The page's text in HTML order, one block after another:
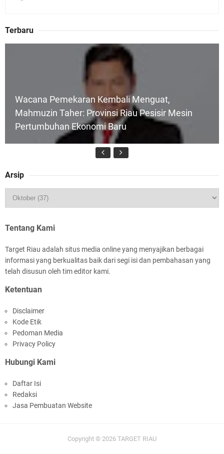
Terbaru
Wacana Pemekaran Kembali Menguat,
Mahmuzin Taher: Provinsi Riau Pesisir Mesin
Pertumbuhan Ekonomi Baru
HUT IBI Ke-75, Bupati Asmar: Bidan Garda
2045
Meranti Ditepungtawari, Sinergi Adat hingga
Green Policing Menguat
Bupati Asmar Sambut Lawatan Adat Melaka,
Arsip
Tentang Kami
Target Riau adalah situs media online yang menyajikan berbagai
informasi yang berkualitas baik dari segi isi dan pembahasan yang
telah disusun oleh tim editor kami.
Ketentuan
Disclaimer
Kode Etik
Pedoman Media
Privacy Policy
Hubungi Kami
Daftar Isi
Redaksi
Jasa Pembuatan Website
Copyright © 2026 TARGET RIAU